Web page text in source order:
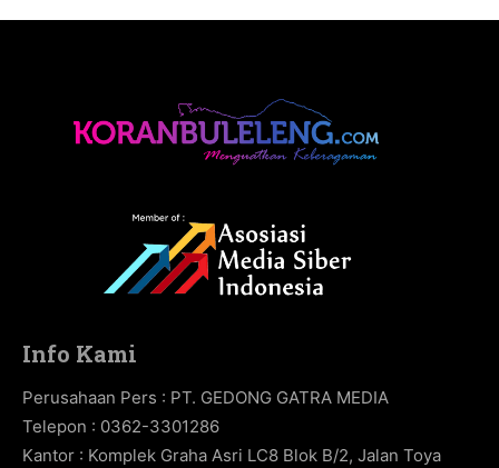
Info Kami
Perusahaan Pers : PT. GEDONG GATRA MEDIA
Telepon : 0362-3301286
Kantor : Komplek Graha Asri LC8 Blok B/2, Jalan Toya